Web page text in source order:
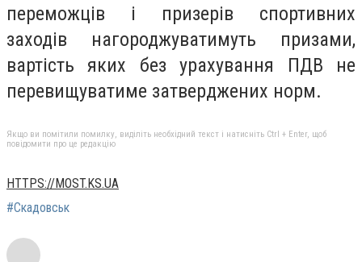
переможців і призерів спортивних
заходів нагороджуватимуть призами,
вартість яких без урахування ПДВ не
перевищуватиме затверджених норм.
Якщо ви помітили помилку, виділіть необхідний текст і натисніть Ctrl + Enter, щоб
повідомити про це редакцію
HTTPS://MOST.KS.UA
#Скадовськ